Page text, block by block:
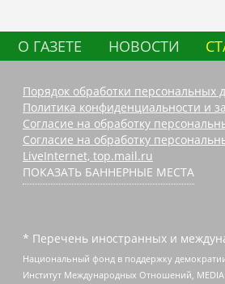
О ГАЗЕТЕ НОВОСТИ
Порядок обработки персональных
Политика конфиденциальности и
Согласие на обработку
Согласие на обработку
LiveInternet, top.mail.ru
ПОКАЗАТЬ БАННЕРНЫЕ МЕСТА
* Перечень иностранных и
Национальный фонд в поддержку
Институт Международных Отношений, MEDIA